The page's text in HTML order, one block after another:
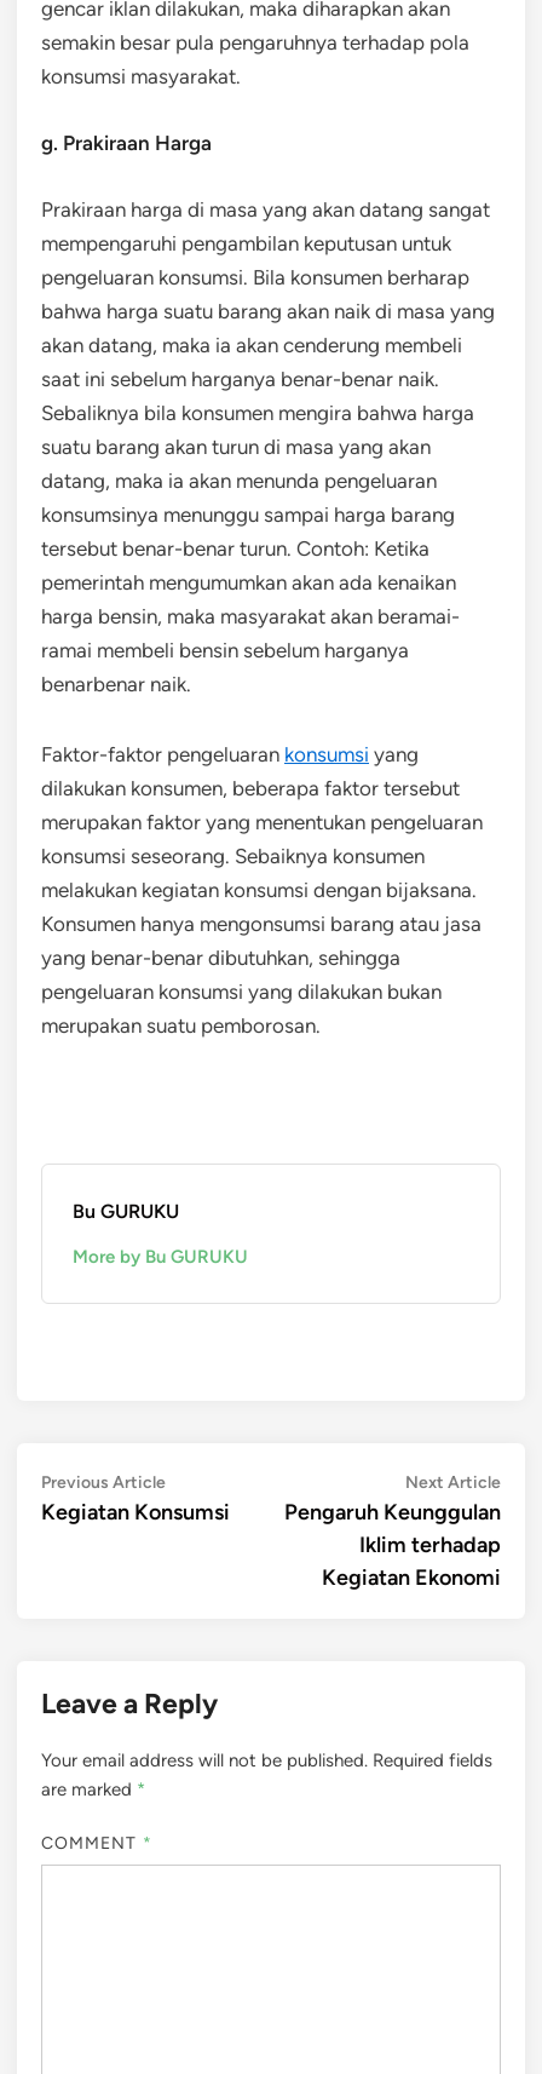
gencar iklan dilakukan, maka diharapkan akan
semakin besar pula pengaruhnya terhadap pola
konsumsi masyarakat.
g. Prakiraan Harga
Prakiraan harga di masa yang akan datang sangat
mempengaruhi pengambilan keputusan untuk
pengeluaran konsumsi. Bila konsumen berharap
bahwa harga suatu barang akan naik di masa yang
akan datang, maka ia akan cenderung membeli
saat ini sebelum harganya benar-benar naik.
Sebaliknya bila konsumen mengira bahwa harga
suatu barang akan turun di masa yang akan
datang, maka ia akan menunda pengeluaran
konsumsinya menunggu sampai harga barang
tersebut benar-benar turun. Contoh: Ketika
pemerintah mengumumkan akan ada kenaikan
harga bensin, maka masyarakat akan beramai-
ramai membeli bensin sebelum harganya
benarbenar naik.
Faktor-faktor pengeluaran konsumsi yang
dilakukan konsumen, beberapa faktor tersebut
merupakan faktor yang menentukan pengeluaran
konsumsi seseorang. Sebaiknya konsumen
melakukan kegiatan konsumsi dengan bijaksana.
Konsumen hanya mengonsumsi barang atau jasa
yang benar-benar dibutuhkan, sehingga
pengeluaran konsumsi yang dilakukan bukan
merupakan suatu pemborosan.
Bu GURUKU
More by Bu GURUKU
Post
navigation
Previous ArticlePrevious
article:
Kegiatan Konsumsi
Next ArticleNext
Pengaruh Keunggulan
Iklim terhadap
Kegiatan Ekonomi
Leave a Reply
Your email address will not be published. Required fields
are marked *
COMMENT *